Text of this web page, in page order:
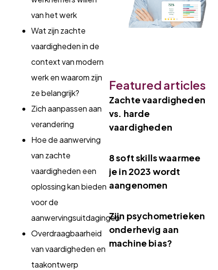
van het werk
Wat zijn zachte
vaardigheden in de
context van modern
werk en waarom zijn
ze belangrijk?
Zich aanpassen aan
verandering
Hoe de aanwerving
van zachte
vaardigheden een
oplossing kan bieden
voor de
aanwervingsuitdagingen
Overdraagbaarheid
van vaardigheden en
taakontwerp
Featured articles
Zachte vaardigheden
vs. harde
vaardigheden
8 soft skills waarmee
je in 2023 wordt
aangenomen
Zijn psychometrieken
onderhevig aan
machine bias?